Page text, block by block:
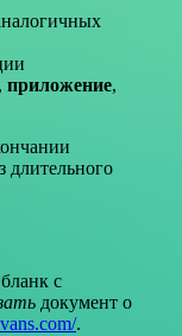
, приложение,
длительного
бланк с
документ о
.